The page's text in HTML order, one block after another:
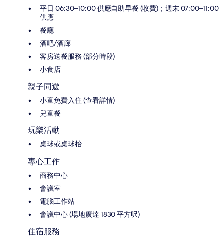
平日 06:30–10:00 供應自助早餐 (收費)；週末 07:00–11:00
供應
餐廳
酒吧/酒廊
客房送餐服務 (部分時段)
小食店
親子同遊
小童免費入住 (查看詳情)
兒童餐
玩樂活動
桌球或桌球枱
專心工作
商務中心
會議室
電腦工作站
會議中心 (場地廣達 1830 平方呎)
住宿服務